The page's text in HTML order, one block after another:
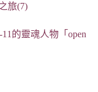
的靈魂人物「open